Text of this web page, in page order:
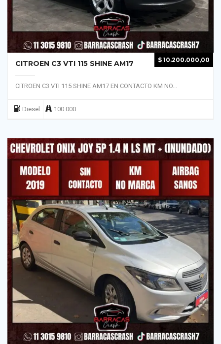
$ 10.200.000,00
CITROEN C3 VTI 115 SHINE AM17
CITROEN C3 VTI 115 SHINE AM17 EN CONTACTO KM NO...
Diesel 100.000